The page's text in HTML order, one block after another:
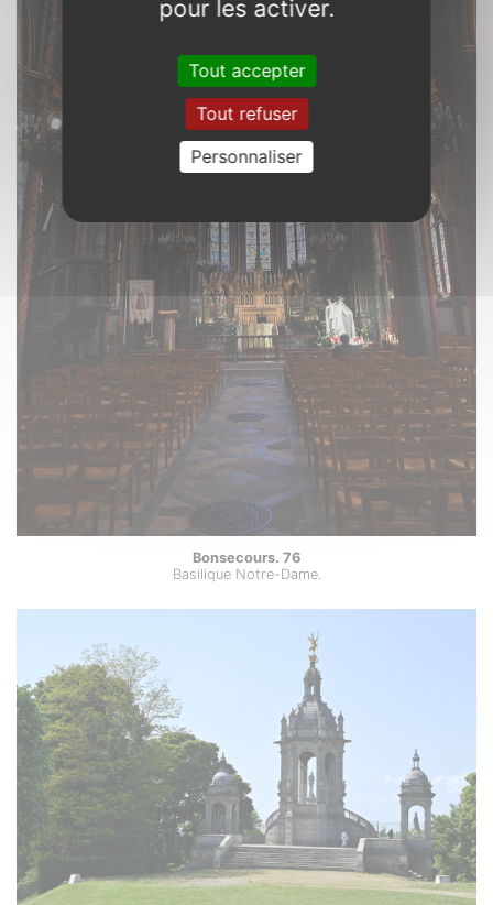
Bonsecours. 76
Basilique Notre-Dame.
pour les activer.
Tout accepter
Tout refuser
Personnaliser